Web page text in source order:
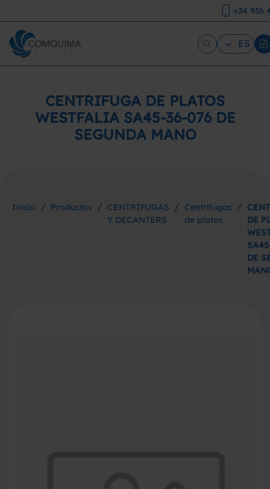
+34 936
ES
CENTRIFUGA DE PLATOS
WESTFALIA SA45-36-076 DE
SEGUNDA MANO
Inicio / Productos / CENTRÍFUGAS
Y DECANTERS
/ Centrífugas
de platos
/
DE
DE